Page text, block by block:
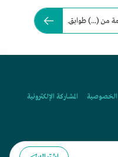
من (...) طوابق.
المشاركة الإلكترونية